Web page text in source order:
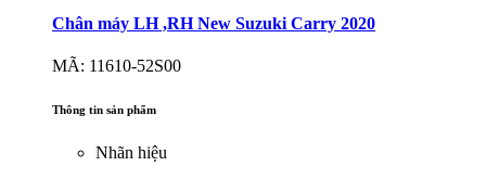
Chân máy LH ,RH New Suzuki Carry 2020
MÃ: 11610-52S00
Thông tin sản phẩm
Nhãn hiệu